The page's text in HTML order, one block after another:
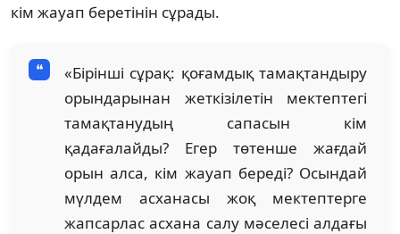
кім жауап беретінін сұрады.
«Бірінші сұрақ: қоғамдық тамақтандыру
орындарынан жеткізілетін мектептегі
тамақтанудың сапасын кім
қадағалайды? Егер төтенше жағдай
орын алса, кім жауап береді? Осындай
мүлдем асханасы жоқ мектептерге
жапсарлас асхана салу мәселесі алдағы